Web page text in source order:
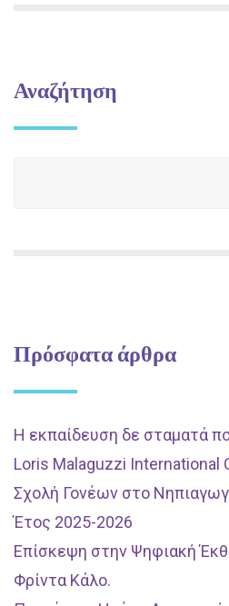
Αναζήτηση
Πρόσφατα άρθρα
Η εκπαίδευση δε σταματά
Loris Malaguzzi International
Σχολή Γονέων στο
Έτος 2025-2026
Επίσκεψη στην Ψηφιακή
Φρίντα Κάλο.